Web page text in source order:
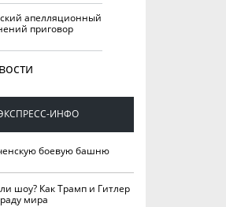
апелляционный
приговор
ИНФО
боевую башню
шоу? Как Трамп и Гитлер
мира